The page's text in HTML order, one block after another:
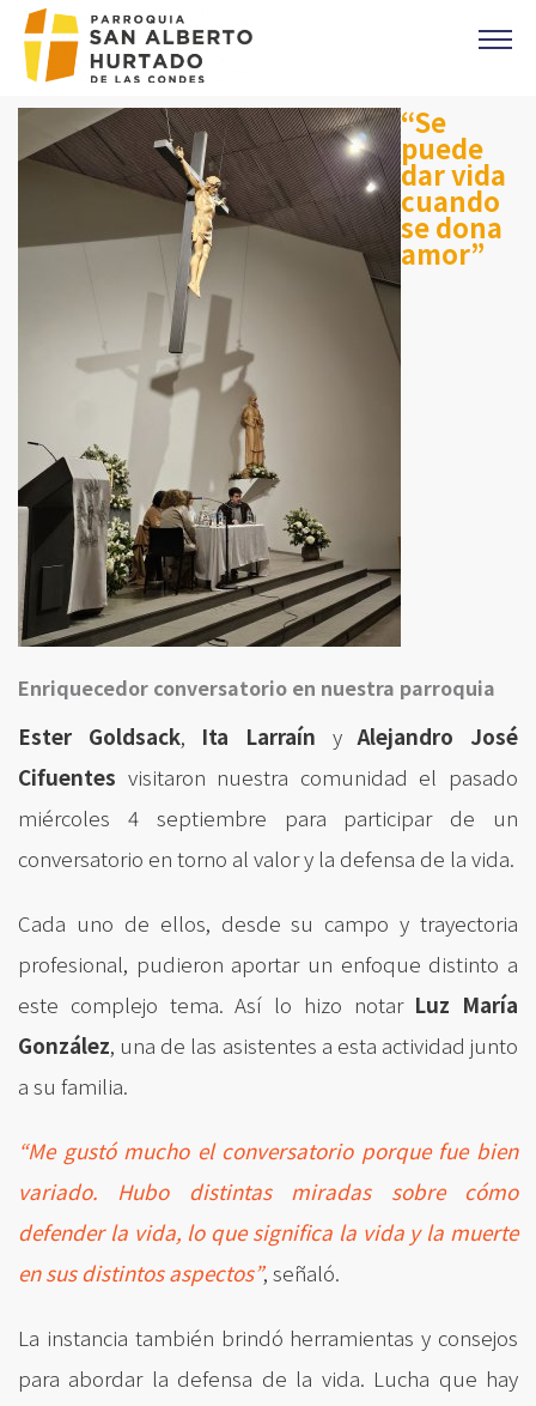
Click acá para ir directamente al contenido
CONTACTO
MISAS
OFICINA PARROQUIAL
EVANGELIO DEL DIA
PREVENCIÓN DE ABUSOS
Parroquia Padre Alberto Hurtado
CAMPAÑA 1%
CORONAS DE CARIDAD
“Se
puede
dar vida
cuando
se dona
amor”
Enriquecedor conversatorio en nuestra parroquia
Ester Goldsack, Ita Larraín yAlejandro José
Cifuentes visitaron nuestra comunidad el pasado
miércoles 4 septiembre para participar de un
conversatorio en torno al valor y la defensa de la vida.
Cada uno de ellos, desde su campo y trayectoria
profesional, pudieron aportar un enfoque distinto a
este complejo tema. Así lo hizo notar Luz María
González, una de las asistentes a esta actividad junto
a su familia.
“Me gustó mucho el conversatorio porque fue bien
variado. Hubo distintas miradas sobre cómo
defender la vida, lo que significa la vida y la muerte
en sus distintos aspectos”, señaló.
La instancia también brindó herramientas y consejos
para abordar la defensa de la vida. Lucha que hay